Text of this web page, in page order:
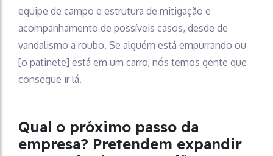
equipe de campo e estrutura de mitigação e
acompanhamento de possíveis casos, desde de
vandalismo a roubo. Se alguém está empurrando ou
[o patinete] está em um carro, nós temos gente que
consegue ir lá.
Qual o próximo passo da
empresa? Pretendem expandir